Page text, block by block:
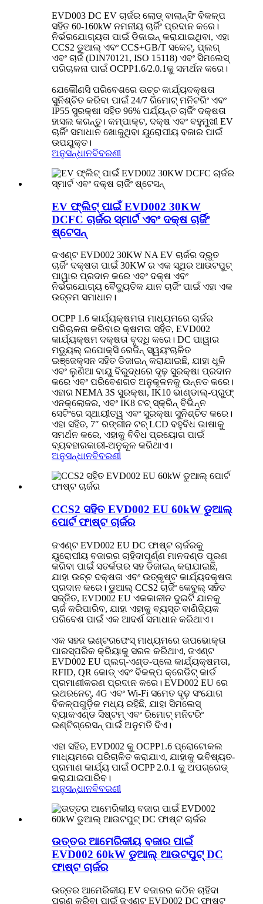
EVD003 DC EV ଚାର୍ଜର ଲୋଡ୍ ବାଲାନ୍ସିଂ ବିକଳ୍ପ
ସହିତ 60-160kW ନମନୀୟ ଚାର୍ଜିଂ ପ୍ରଦାନ କରେ।
ନିର୍ଭରଯୋଗ୍ୟତା ପାଇଁ ଡିଜାଇନ୍ କରାଯାଇଥିବା, ଏହା
CCS2 ଡୁଆଲ୍ ଏବଂ CCS+GB/T ସକେଟ୍, ପ୍ଲଗ୍
ଏବଂ ଚାର୍ଜ (DIN70121, ISO 15118) ଏବଂ ସିମଲେସ୍
ପରିଚାଳନା ପାଇଁ OCPP1.6/2.0.1କୁ ସମର୍ଥନ କରେ।
ଯେକୌଣସି ପରିବେଶରେ ଉଚ୍ଚ କାର୍ଯ୍ୟଦକ୍ଷତା
ସୁନିଶ୍ଚିତ କରିବା ପାଇଁ 24/7 ରିମୋଟ୍ ମନିଟରିଂ ଏବଂ
IP55 ସୁରକ୍ଷା ସହିତ 96% ପର୍ଯ୍ୟନ୍ତ ଚାର୍ଜିଂ ଦକ୍ଷତା
ହାସଲ କରନ୍ତୁ। କମ୍ପାକ୍ଟ, ଦକ୍ଷ ଏବଂ ବହୁମୁଖୀ EV
ଚାର୍ଜିଂ ସମାଧାନ ଖୋଜୁଥିବା ୟୁରୋପୀୟ ବଜାର ପାଇଁ
ଉପଯୁକ୍ତ।
ଅନୁସନ୍ଧାନବିବରଣୀ
EV ଫ୍ଲିଟ୍ ପାଇଁ EVD002 30KW
DCFC ଚାର୍ଜର ସ୍ମାର୍ଟ ଏବଂ ଦକ୍ଷ ଚାର୍ଜିଂ
ଷ୍ଟେସନ୍
ଜଏଣ୍ଟ EVD002 30KW NA EV ଚାର୍ଜର ଦ୍ରୁତ
ଚାର୍ଜିଂ ଦକ୍ଷତା ପାଇଁ 30KW ର ଏକ ସ୍ଥିର ଆଉଟପୁଟ୍
ପାୱାର ପ୍ରଦାନ କରେ ଏବଂ ଦକ୍ଷ ଏବଂ
ନିର୍ଭରଯୋଗ୍ୟ ବୈଦ୍ୟୁତିକ ଯାନ ଚାର୍ଜିଂ ପାଇଁ ଏହା ଏକ
ଉତ୍ତମ ସମାଧାନ।
OCPP 1.6 କାର୍ଯ୍ୟକ୍ଷମତା ମାଧ୍ୟମରେ ଚାର୍ଜର
ପରିଚାଳନା କରିବାର କ୍ଷମତା ସହିତ, EVD002
କାର୍ଯ୍ୟକ୍ଷମ ଦକ୍ଷତା ବୃଦ୍ଧି କରେ। DC ପାୱାର
ମଡ୍ୟୁଲ୍ ଇପୋକ୍ସି ରେଜିନ୍ ସ୍ୱୟଂଚାଳିତ
ଇଞ୍ଜେକ୍ସନ ସହିତ ଡିଜାଇନ୍ କରାଯାଇଛି, ଯାହା ଧୂଳି
ଏବଂ ଲୁଣିଆ ବାୟୁ ବିରୁଦ୍ଧରେ ଦୃଢ଼ ସୁରକ୍ଷା ପ୍ରଦାନ
କରେ ଏବଂ ପରିବେଶଗତ ଅନୁକୂଳନକୁ ଉନ୍ନତ କରେ।
ଏହାର NEMA 3S ସୁରକ୍ଷା, IK10 ଭାଣ୍ଡାଲ୍-ପ୍ରୁଫ୍
ଏନକ୍ଲୋଜର, ଏବଂ IK8 ଟଚ୍ ସ୍କ୍ରିନ୍ ବିଭିନ୍ନ
ସେଟିଂରେ ସ୍ଥାୟୀତ୍ୱ ଏବଂ ସୁରକ୍ଷା ସୁନିଶ୍ଚିତ କରେ।
ଏହା ସହିତ, 7″ ରଙ୍ଗୀନ ଟଚ୍ LCD ବହୁବିଧ ଭାଷାକୁ
ସମର୍ଥନ କରେ, ଏହାକୁ ବିବିଧ ପ୍ରୟୋଗ ପାଇଁ
ବ୍ୟବହାରକାରୀ-ଅନୁକୂଳ କରିଥାଏ।
ଅନୁସନ୍ଧାନବିବରଣୀ
CCS2 ସହିତ EVD002 EU 60kW ଡୁଆଲ୍
ପୋର୍ଟ ଫାଷ୍ଟ ଚାର୍ଜର
ଜଏଣ୍ଟ EVD002 EU DC ଫାଷ୍ଟ ଚାର୍ଜରକୁ
ୟୁରୋପୀୟ ବଜାରର ଚାହିଦାପୂର୍ଣ୍ଣ ମାନଦଣ୍ଡ ପୂରଣ
କରିବା ପାଇଁ ସତର୍କତାର ସହ ଡିଜାଇନ୍ କରାଯାଇଛି,
ଯାହା ଉଚ୍ଚ ଦକ୍ଷତା ଏବଂ ଉତ୍କୃଷ୍ଟ କାର୍ଯ୍ୟଦକ୍ଷତା
ପ୍ରଦାନ କରେ। ଡୁଆଲ୍ CCS2 ଚାର୍ଜିଂ କେବୁଲ୍ ସହିତ
ସଜ୍ଜିତ, EVD002 EU ଏକକାଳୀନ ଦୁଇଟି ଯାନକୁ
ଚାର୍ଜ କରିପାରିବ, ଯାହା ଏହାକୁ ବ୍ୟସ୍ତ ବାଣିଜ୍ୟିକ
ପରିବେଶ ପାଇଁ ଏକ ଆଦର୍ଶ ସମାଧାନ କରିଥାଏ।
ଏକ ସହଜ ଇଣ୍ଟରଫେସ୍ ମାଧ୍ୟମରେ ଉପଭୋକ୍ତା
ପାରସ୍ପରିକ କ୍ରିୟାକୁ ସରଳ କରିଥାଏ, ଜଏଣ୍ଟ
EVD002 EU ପ୍ଲଗ୍-ଏଣ୍ଡ-ପ୍ଲେ କାର୍ଯ୍ୟକ୍ଷମତା,
RFID, QR କୋଡ୍ ଏବଂ ବିକଳ୍ପ କ୍ରେଡିଟ୍ କାର୍ଡ
ପ୍ରମାଣୀକରଣ ପ୍ରଦାନ କରେ। EVD002 EU ରେ
ଇଥରନେଟ୍, 4G ଏବଂ Wi-Fi ସମେତ ଦୃଢ଼ ସଂଯୋଗ
ବିକଳ୍ପଗୁଡ଼ିକ ମଧ୍ୟ ରହିଛି, ଯାହା ସିମଲେସ୍
ବ୍ୟାକଏଣ୍ଡ ସିଷ୍ଟମ୍ ଏବଂ ରିମୋଟ୍ ମନିଟରିଂ
ଇଣ୍ଟିଗ୍ରେସନ୍ ପାଇଁ ଅନୁମତି ଦିଏ।
ଏହା ସହିତ, EVD002 କୁ OCPP1.6 ପ୍ରୋଟୋକଲ
ମାଧ୍ୟମରେ ପରିଚାଳିତ କରାଯାଏ, ଯାହାକୁ ଭବିଷ୍ୟତ-
ପ୍ରମାଣ କାର୍ଯ୍ୟ ପାଇଁ OCPP 2.0.1 କୁ ଅପଗ୍ରେଡ୍
କରାଯାଇପାରିବ।
ଅନୁସନ୍ଧାନବିବରଣୀ
ଉତ୍ତର ଆମେରିକୀୟ ବଜାର ପାଇଁ
EVD002 60kW ଡୁଆଲ୍ ଆଉଟପୁଟ୍ DC
ଫାଷ୍ଟ ଚାର୍ଜର
ଉତ୍ତର ଆମେରିକୀୟ EV ବଜାରର କଠିନ ଚାହିଦା
ପୂରଣ କରିବା ପାଇଁ ଜଏଣ୍ଟ EVD002 DC ଫାଷ୍ଟ